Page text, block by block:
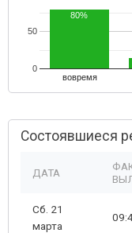
вовремя
0
50
80%
Состоявшиеся
ДАТА
Сб. 21
марта